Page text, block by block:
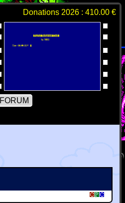
Donations 2026 : 410.00 €
FORUM